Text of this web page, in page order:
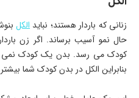
زنانی که باردار هستند؛ نباید الکل
حال نمو آسیب برساند. اگر زن
کودک می رسد. بدن یک کودک نمی
بنابراین الکل در بدن کودک شما